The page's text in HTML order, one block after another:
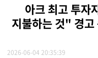
아크 최고 투
지불하는 것" 경
2026-06-04 20:35:39